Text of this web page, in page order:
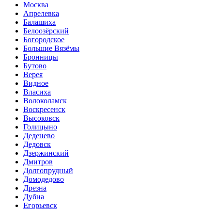
Москва
Апрелевка
Балашиха
Белоозёрский
Богородское
Большие Вязёмы
Бронницы
Бутово
Верея
Видное
Власиха
Волоколамск
Воскресенск
Высоковск
Голицыно
Деденево
Дедовск
Дзержинский
Дмитров
Долгопрудный
Домодедово
Дрезна
Дубна
Егорьевск